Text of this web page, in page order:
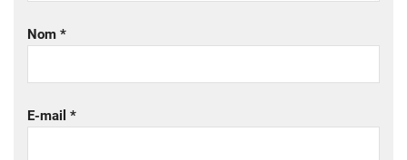
Nom *
E-mail *